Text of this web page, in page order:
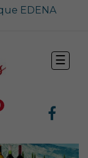
EDENA
la
☰